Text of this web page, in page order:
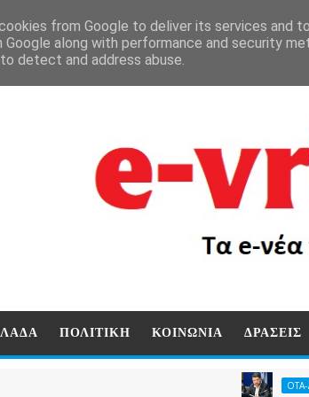
ΠΟΛΙΤΙΚΗ ΚΟΙΝΩΝΙΑ ΔΡΑΣΕΙΣ
ΟΤΑ-ΔΗΜΟΙ
from Google to deliver its services and
Google along with performance and security
detect and address abuse.